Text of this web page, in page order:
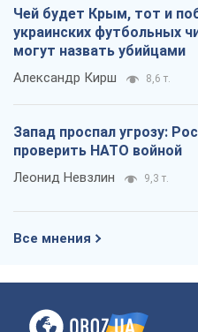
Чей будет Крым, тот и
украинских футбольных
могут назвать убийцами
Александр Кирш 8,6 т.
Запад проспал угрозу:
проверить НАТО войной
Леонид Невзлин 9,3 т.
Все мнения